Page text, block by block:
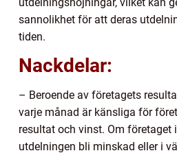
sannolikhet för att deras
tiden.
Nackdelar:
– Beroende av företagets
varje månad är känsliga för
resultat och vinst. Om företaget
utdelningen bli minskad eller i